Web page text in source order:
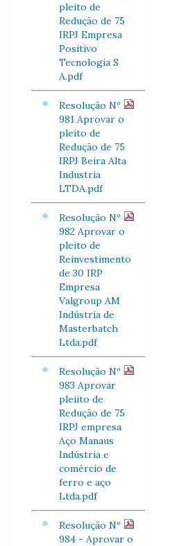
pleito de
Redução de 75
IRPJ Empresa
Positivo
Tecnologia S
A.pdf
Resolução Nº
981 Aprovar o
pleito de
Redução de 75
IRPJ Beira Alta
Industria
LTDA.pdf
Resolução Nº
982 Aprovar o
pleito de
Reinvestimento
de 30 IRP
Empresa
Valgroup AM
Indústria de
Masterbatch
Ltda.pdf
Resolução Nº
983 Aprovar
pleiito de
Redução de 75
IRPJ empresa
Aço Manaus
Indústria e
comércio de
ferro e aço
Ltda.pdf
Resolução Nº
984 - Aprovar o